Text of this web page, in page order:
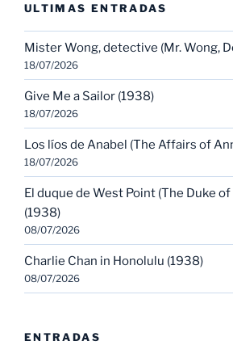
ULTIMAS ENTRADAS
Mister Wong, detective (Mr. Wong,
18/07/2026
Give Me a Sailor (1938)
18/07/2026
Los líos de Anabel (The Affairs of
18/07/2026
El duque de West Point (The Duke
(1938)
08/07/2026
Charlie Chan in Honolulu (1938)
08/07/2026
ENTRADAS